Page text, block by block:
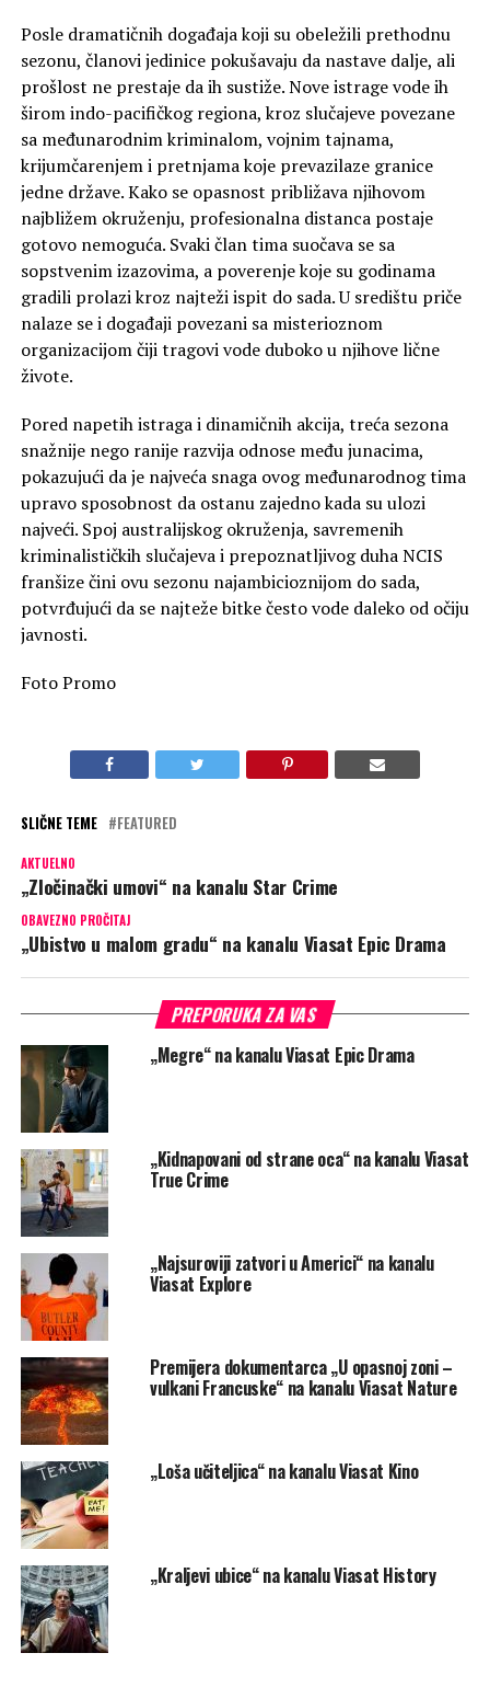
Posle dramatičnih događaja koji su obeležili prethodnu
sezonu, članovi jedinice pokušavaju da nastave dalje, ali
prošlost ne prestaje da ih sustiže. Nove istrage vode ih
širom indo-pacifičkog regiona, kroz slučajeve povezane
sa međunarodnim kriminalom, vojnim tajnama,
krijumčarenjem i pretnjama koje prevazilaze granice
jedne države. Kako se opasnost približava njihovom
najbližem okruženju, profesionalna distanca postaje
gotovo nemoguća. Svaki član tima suočava se sa
sopstvenim izazovima, a poverenje koje su godinama
gradili prolazi kroz najteži ispit do sada. U središtu priče
nalaze se i događaji povezani sa misterioznom
organizacijom čiji tragovi vode duboko u njihove lične
živote.
Pored napetih istraga i dinamičnih akcija, treća sezona
snažnije nego ranije razvija odnose među junacima,
pokazujući da je najveća snaga ovog međunarodnog tima
upravo sposobnost da ostanu zajedno kada su ulozi
najveći. Spoj australijskog okruženja, savremenih
kriminalističkih slučajeva i prepoznatljivog duha NCIS
franšize čini ovu sezonu najambicioznijom do sada,
potvrđujući da se najteže bitke često vode daleko od očiju
javnosti.
Foto Promo
SLIČNE TEME FEATURED
AKTUELNO
„Zločinački umovi“ na kanalu Star Crime
OBAVEZNO PROČITAJ
„Ubistvo u malom gradu“ na kanalu Viasat Epic Drama
PREPORUKA ZA VAS
„Megre“ na kanalu Viasat Epic Drama
„Kidnapovani od strane oca“ na kanalu Viasat
True Crime
„Najsuroviji zatvori u Americi“ na kanalu
Viasat Explore
Premijera dokumentarca „U opasnoj zoni –
vulkani Francuske“ na kanalu Viasat Nature
„Loša učiteljica“ na kanalu Viasat Kino
„Kraljevi ubice“ na kanalu Viasat History